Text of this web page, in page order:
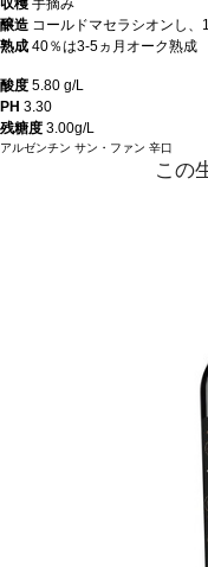
収穫 手摘み
醸造 コールドマセラシオンし
熟成 40％は3-5ヵ月オーク熟成
酸度 5.80 g/L
PH 3.30
残糖度 3.00g/L
アルゼンチン サン・ファン 辛口
この